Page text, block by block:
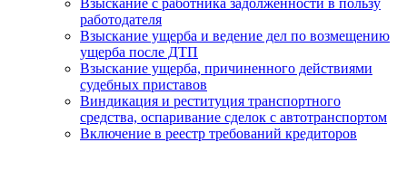
Взыскание с работника задолженности в пользу
работодателя
Взыскание ущерба и ведение дел по возмещению
ущерба после ДТП
Взыскание ущерба, причиненного действиями
судебных приставов
Виндикация и реституция транспортного
средства, оспаривание сделок с автотранспортом
Включение в реестр требований кредиторов